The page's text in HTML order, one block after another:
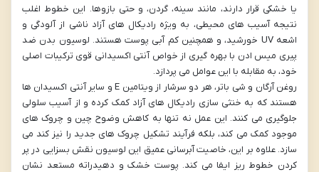
یا خشکی قرار دارند، مانند سینه، گردن، و حتی بازوها. این خطوط اغلب
نتیجه آسیب های محیطی، به ویژه رادیکال های آزاد ناشی از آلودگی و
اشعه UV خورشید، و همچنین کم آبی پوست هستند. لوسیون بدن ضد
پیری میس ادن با بهره گیری از خواص آنتی اکسیدانی قوی ترکیبات اصلی
خود، به مقابله با این عوامل می پردازد.
روغن آرگان و شی باتر، هر دو سرشار از ویتامین E و سایر آنتی اکسیدان ها
هستند که به خنثی سازی رادیکال های آزاد کمک کرده و از آسیب سلولی
جلوگیری می کنند. این عمل نه تنها به کاهش وضوح چین و چروک های
موجود کمک می کند، بلکه فرآیند تشکیل چروک های جدید را نیز کند می
سازد. علاوه بر این، خاصیت آبرسانی عمیق این لوسیون نقش بسزایی در پر
کردن خطوط ریز ایفا می کند. پوست خشک و دهیدراته مستعد نشان